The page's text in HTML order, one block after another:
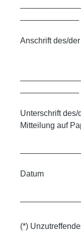
Anschrift des/
Unterschrift des/
Mitteilung auf
Datum
(*)